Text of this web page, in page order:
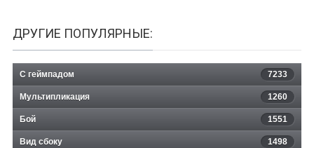
ДРУГИЕ ПОПУЛЯРНЫЕ:
С геймпадом 7233
Мультипликация 1260
Бой 1551
Вид сбоку 1498